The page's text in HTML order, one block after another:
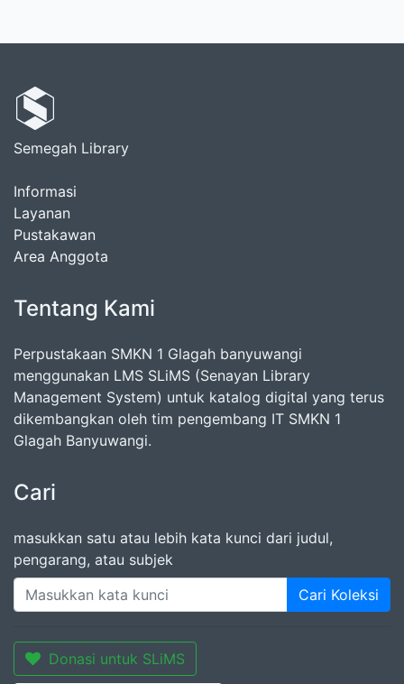
Semegah Library
Informasi
Layanan
Pustakawan
Area Anggota
Tentang Kami
Perpustakaan SMKN 1 Glagah banyuwangi
menggunakan LMS SLiMS (Senayan Library
Management System) untuk katalog digital yang terus
dikembangkan oleh tim pengembang IT SMKN 1
Glagah Banyuwangi.
Cari
masukkan satu atau lebih kata kunci dari judul,
pengarang, atau subjek
Cari Koleksi
Donasi untuk SLiMS